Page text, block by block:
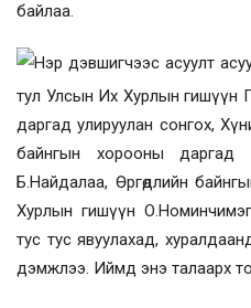
байлаа.
Нэр дэвшигчээс асуулт
тул Улсын Их Хурлын гишүүн
даргад улируулан сонгох,
байнгын хорооны
Б.Найдалаа, Өргөдлийн
Хурлын гишүүн
тус тус явуулахад,
дэмжлээ. Иймд энэ талаарх